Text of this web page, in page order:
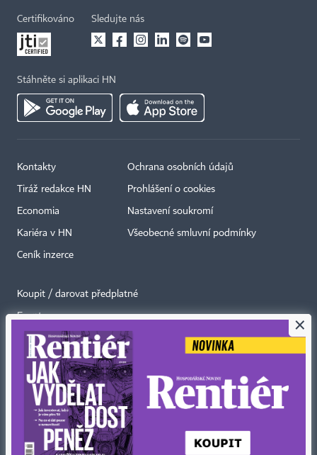
Certifikováno Sledujte nás
Stáhněte si aplikaci HN
Kontakty
Tiráž redakce HN
Economia
Kariéra v HN
Ceník inzerce
Ochrana osobních údajů
Prohlášení o cookies
Nastavení soukromí
Všeobecné smluvní podmínky
Koupit / darovat předplatné
Eventy
Newslettery
RSS kanály
Autorská práva vykonává vydavatel. Bez písemného svolení vydavatele je
zakázáno jakékoli užití částí nebo celku díla, zejména rozmnožování a šíření
jakýmkoli způsobem, mechanickým nebo elektronickým, v českém nebo
jiném jazyce. Bez souhlasu vydavatele je zakázáno též rozmnožování
×